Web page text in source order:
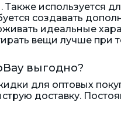
используется
создавать
идеальные
вещи лучше при
выгодно?
для оптовых
доставку.